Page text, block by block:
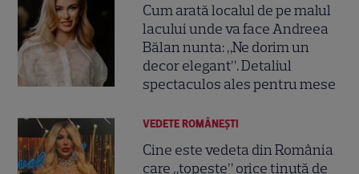
Cum arată localul de pe malul
lacului unde va face Andreea
Bălan nunta: „Ne dorim un
decor elegant”. Detaliul
spectaculos ales pentru mese
VEDETE ROMÂNEŞTI
Cine este vedeta din România
care „țopește” orice ținută de